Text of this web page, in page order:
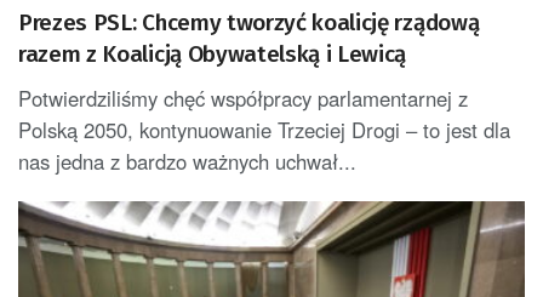
Prezes PSL: Chcemy tworzyć koalicję rządową
razem z Koalicją Obywatelską i Lewicą
Potwierdziliśmy chęć współpracy parlamentarnej z
Polską 2050, kontynuowanie Trzeciej Drogi – to jest dla
nas jedna z bardzo ważnych uchwał...